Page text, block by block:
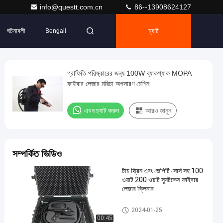
info@questt.com.cn 86--13908624127
ঘটনাবলী Bengali চ্যাট
গ্রাফিতি পরিষ্কারের জন্য 100W ব্যাকপ্যাক MOPA
ফাইবার লেজার মরিচা অপসারণ মেশিন
এখন চ্যাট করুন আরও জানুন
সম্পর্কিত ভিডিও
00:45
টাচ স্ক্রিন এবং জেপিটি সোর্স সহ 100
ওয়াট 200 ওয়াট স্যুটকেস ফাইবার
লেজার ক্লিনার
লেজার ক্লিনিং মেশিন
2024-01-25